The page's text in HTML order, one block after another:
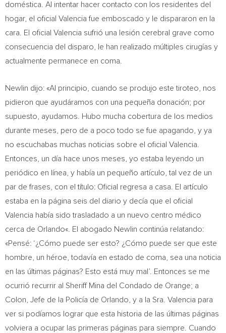
doméstica. Al intentar hacer contacto con los residentes del
hogar, el oficial Valencia fue emboscado y le dispararon en la
cara. El oficial Valencia sufrió una lesión cerebral grave como
consecuencia del disparo, le han realizado múltiples cirugías y
actualmente permanece en coma.
Newlin dijo: «Al principio, cuando se produjo este tiroteo, nos
pidieron que ayudáramos con una pequeña donación; por
supuesto, ayudamos. Hubo mucha cobertura de los medios
durante meses, pero de a poco todo se fue apagando, y ya
no escuchabas muchas noticias sobre el oficial Valencia.
Entonces, un día hace unos meses, yo estaba leyendo un
periódico en línea, y había un pequeño artículo, tal vez de un
par de frases, con el título: Oficial regresa a casa. El artículo
estaba en la página seis del diario y decía que el oficial
Valencia había sido trasladado a un nuevo centro médico
cerca de Orlando«. El abogado Newlin continúa relatando:
«Pensé: ‘¿Cómo puede ser esto? ¿Cómo puede ser que este
hombre, un héroe, todavía en estado de coma, sea una noticia
en las últimas páginas? Esto está muy mal’. Entonces se me
ocurrió recurrir al Sheriff Mina del Condado de Orange; a
Colon, Jefe de la Policía de Orlando , y a la Sra. Valencia para
ver si podíamos lograr que esta historia de las últimas páginas
volviera a ocupar las primeras páginas para siempre. Cuando